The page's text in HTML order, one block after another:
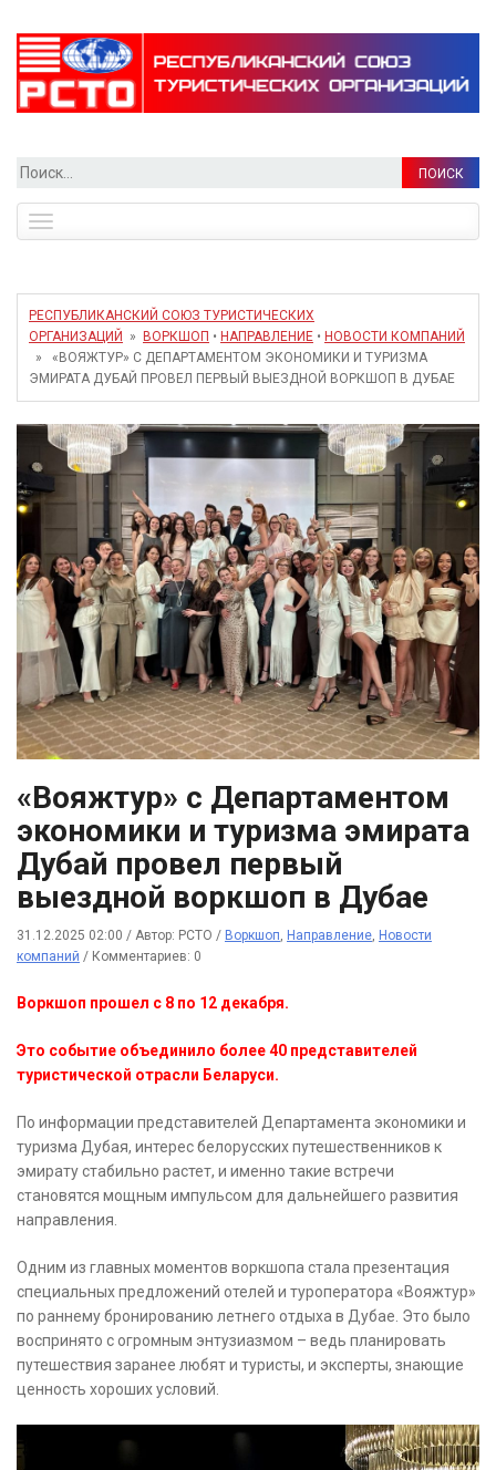
Найти:
navigation
РЕСПУБЛИКАНСКИЙ СОЮЗ ТУРИСТИЧЕСКИХ
ОРГАНИЗАЦИЙ
» ВОРКШОП • НАПРАВЛЕНИЕ • НОВОСТИ КОМПАНИЙ
» «ВОЯЖТУР» С ДЕПАРТАМЕНТОМ ЭКОНОМИКИ И ТУРИЗМА
ЭМИРАТА ДУБАЙ ПРОВЕЛ ПЕРВЫЙ ВЫЕЗДНОЙ ВОРКШОП В ДУБАЕ
«Вояжтур» с Департаментом
экономики и туризма эмирата
Дубай провел первый
выездной воркшоп в Дубае
31.12.2025 02:00 / Автор: РСТО / Воркшоп, Направление, Новости
компаний / Комментариев: 0
Воркшоп прошел с 8 по 12 декабря.
Это событие объединило более 40 представителей
туристической отрасли Беларуси.
По информации представителей Департамента экономики и
туризма Дубая, интерес белорусских путешественников к
эмирату стабильно растет, и именно такие встречи
становятся мощным импульсом для дальнейшего развития
направления.
Одним из главных моментов воркшопа стала презентация
специальных предложений отелей и туроператора «Вояжтур»
по раннему бронированию летнего отдыха в Дубае. Это было
воспринято с огромным энтузиазмом – ведь планировать
путешествия заранее любят и туристы, и эксперты, знающие
ценность хороших условий.